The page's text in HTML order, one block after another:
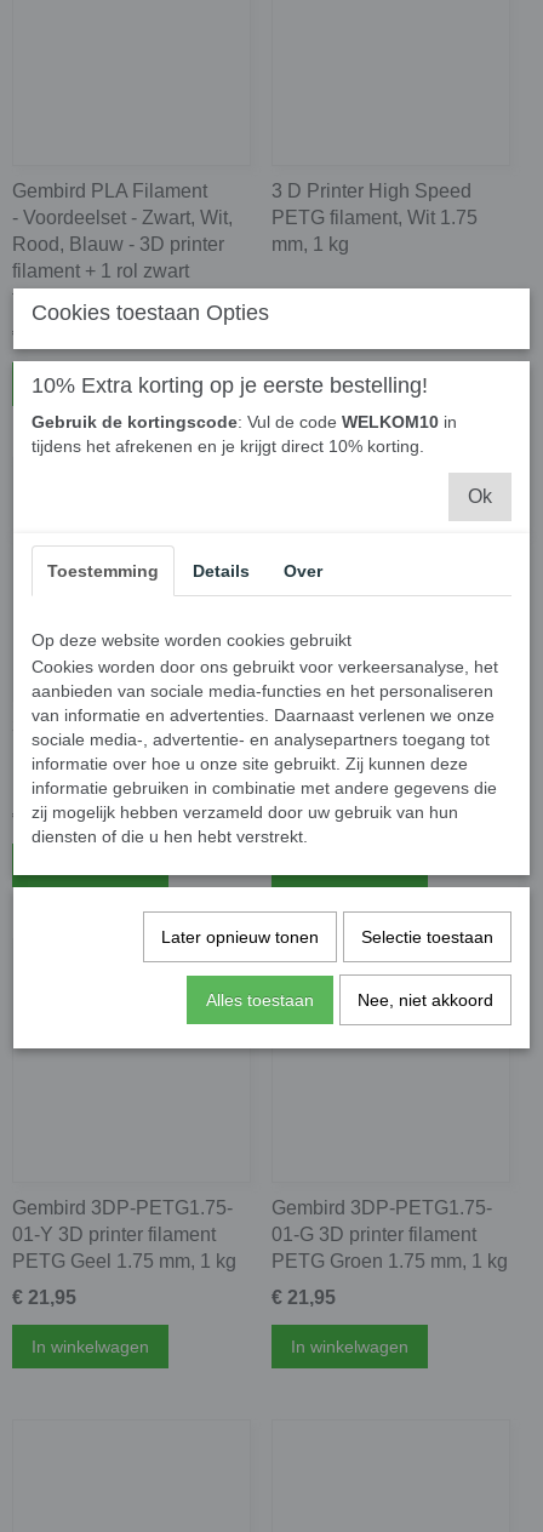
Gembird PLA Filament
- Voordeelset - Zwart, Wit,
Rood, Blauw - 3D printer
filament + 1 rol zwart
filament gratis
€ 47,50
In winkelwagen
3 D Printer High Speed
PETG filament, Wit 1.75
mm, 1 kg
In winkelwagen
3 D Printer High Speed
PETG filament, Geel 1.75
mm, 1 kg
€ 24,50
3D Printer High Speed
PETG filament, Rood, 1.75
mm, 1 kg
€ 24,50
Gembird 3DP-PETG1.75-
01-Y 3D printer filament
PETG Geel 1.75 mm, 1 kg
€ 21,95
In winkelwagen
Gembird 3DP-PETG1.75-
01-G 3D printer filament
PETG Groen 1.75 mm, 1 kg
€ 21,95
In winkelwagen
Cookies toestaan Opties
10% Extra korting op je eerste bestelling!
Gebruik de kortingscode: Vul de code WELKOM10 in
tijdens het afrekenen en je krijgt direct 10% korting.
Ok
Toestemming Details Over
Op deze website worden cookies gebruikt
Cookies worden door ons gebruikt voor verkeersanalyse, het
aanbieden van sociale media-functies en het personaliseren
van informatie en advertenties. Daarnaast verlenen we onze
sociale media-, advertentie- en analysepartners toegang tot
informatie over hoe u onze site gebruikt. Zij kunnen deze
informatie gebruiken in combinatie met andere gegevens die
zij mogelijk hebben verzameld door uw gebruik van hun
diensten of die u hen hebt verstrekt.
Later opnieuw tonen Selectie toestaan
Alles toestaan Nee, niet akkoord